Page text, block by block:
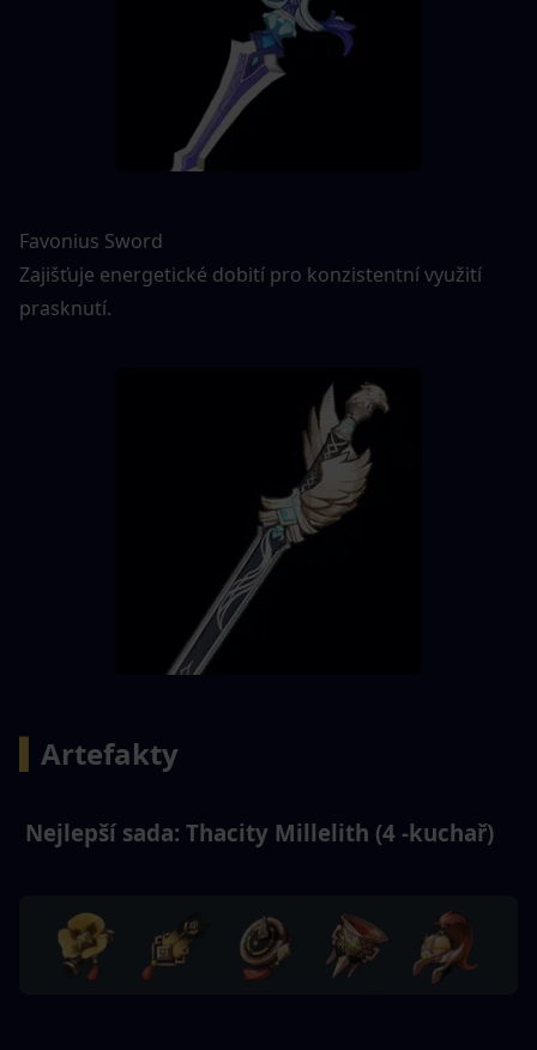
Favonius Sword
Zajišťuje energetické dobití pro konzistentní využití
prasknutí.
Artefakty
Nejlepší sada: Thacity Millelith (4 -kuchař)